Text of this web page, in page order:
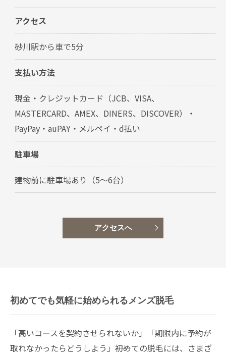
アクセス
砂川駅から車で5分
支払い方法
現金・クレジットカード（JCB、VISA、
MASTERCARD、AMEX、DINERS、DISCOVER）・
PayPay・auPAY・メルペイ・d払い
駐車場
建物前に駐車場あり（5〜6台）
アクセスへ
初めてでも気軽に始められるメンズ脱毛
「高いコースを契約させられないか」「期限内に予約が
取れなかったらどうしよう」――初めての脱毛には、さまざ